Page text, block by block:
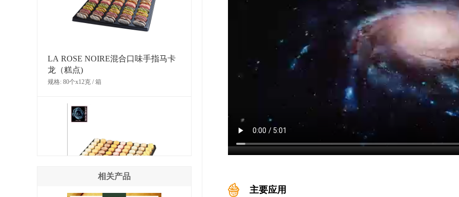
LA ROSE NOIRE混合口味手指马卡
龙（糕点)
规格: 80个x12克 / 箱
相关产品
主要应用